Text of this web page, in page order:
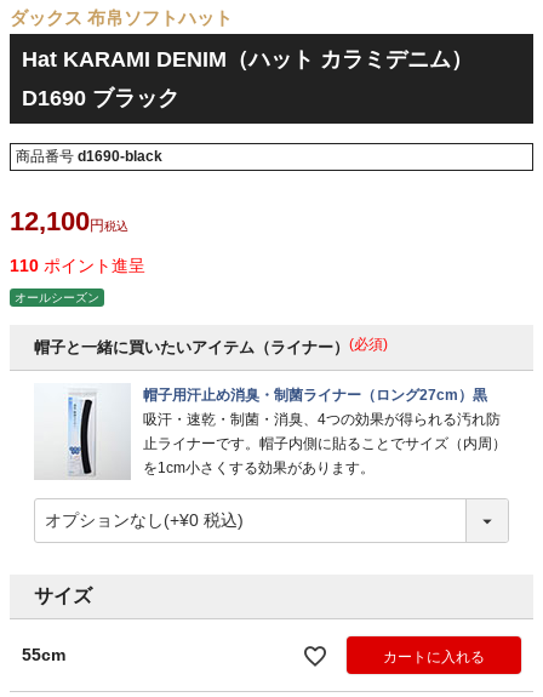
ダックス 布帛ソフトハット
Hat KARAMI DENIM（ハット カラミデニム）
D1690 ブラック
商品番号 d1690-black
12,100 税込
110 ポイント進呈
オールシーズン
帽子と一緒に買いたいアイテム（ライナー） (必須)
帽子用汗止め消臭・制菌ライナー（ロング27cm）黒
吸汗・速乾・制菌・消臭、4つの効果が得られる汚れ防
止ライナーです。帽子内側に貼ることでサイズ（内周）
を1cm小さくする効果があります。
サイズ
55cm カートに入れる